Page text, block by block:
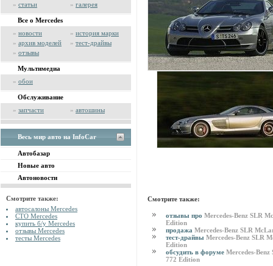
» статьи » галерея
Все о Mercedes
» новости » история марки
» архив моделей » тест-драйвы
» отзывы
Мультимедиа
» обои
Обслуживание
» запчасти » автошины
Весь мир авто на InfoCar
Автобазар
Новые авто
Автоновости
Смотрите также:
автосалоны Mercedes
СТО Mercedes
купить б/у Mercedes
отзывы Mercedes
тесты Mercedes
Смотрите также:
отзывы про Mercedes-Benz SLR
Edition
продажа Mercedes-Benz SLR
тест-драйвы Mercedes-Benz SLR
Edition
обсудить в форуме Mercedes-
772 Edition